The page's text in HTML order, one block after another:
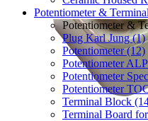
Potentiometer & Terminal
Potentiometer &
Plug Karl Jung (1)
Potentiometer (12)
Potentiometer
Potentiometer
Potentiometer
Terminal Block
Terminal Board